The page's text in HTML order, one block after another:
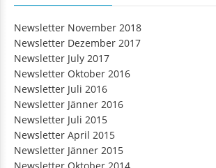
Newsletter November 2018
Newsletter Dezember 2017
Newsletter July 2017
Newsletter Oktober 2016
Newsletter Juli 2016
Newsletter Jänner 2016
Newsletter Juli 2015
Newsletter April 2015
Newsletter Jänner 2015